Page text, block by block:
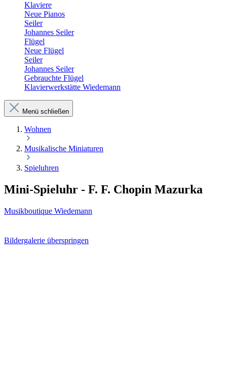
Klaviere
Neue Pianos
Seiler
Johannes Seiler
Flügel
Neue Flügel
Seiler
Johannes Seiler
Gebrauchte Flügel
Klavierwerkstätte Wiedemann
Menü schließen
Wohnen
Musikalische Miniaturen
Spieluhren
Mini-Spieluhr - F. F. Chopin Mazurka
Musikboutique Wiedemann
Bildergalerie überspringen